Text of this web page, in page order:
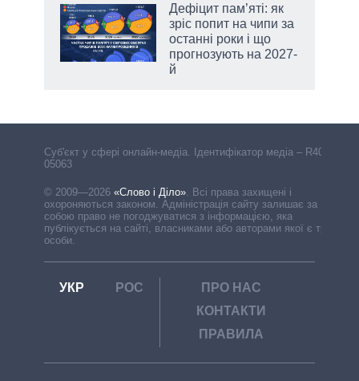
Дефіцит пам’яті: як
зріс попит на чипи за
останні роки і що
прогнозують на 2027-
й
Cуб'єкт у сфері онлайн-медіа. Ідентифікатор медіа – R40-
05063
© 2009—2026 «Слово і Діло» Всі права захищені і
охороняються законом. Адміністрація сайту залишає за
собою право не погоджуватися з інформацією, яка
публікується на сайті, власниками або авторами якої є треті
особи.
УКР РОС
ПРО НАС
КОНТАКТИ
ПРАВИЛА